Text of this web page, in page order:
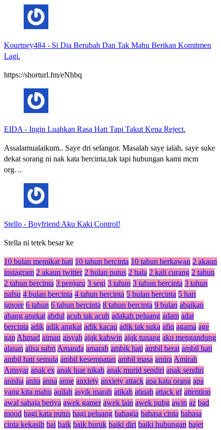
Kourtney484 - Si Dia Berubah Dan Tak Mahu Berikan Komitmen
Lagi.
https://shorturl.fm/eNhbq
EIDA- Ingin Luahkan Rasa Hati Tapi Takut Kena Reject.
Assalamualaikum.. Saye dri selangor. Masalah saye ialah, saye suke
dekat sorang ni nak kata bercinta,tak tapi hubungan kami mcm
org…
Stello - Boyfriend Aku Kaki Control!
Stella ni tetek besar ke
10 bulan memikat hati 10 tahun bercinta 10 tahun berkawan 2 akaun
instagram 2 akaun twitter 2 bulan putus 2 hala 2 kali curang 2 tahun
2 tahun bercinta 3 penjuru 3 segi 3 tahun 3 tahun bercinta 3 tahun
nafsu 4 bulan bercinta 4 tahun bercinta 5 bulan bercinta 5 hari
ignore 6 tahun 6 tahun bercinta 8 tahun bercinta 9 bulan abaikan
abang angkat abdul acuh tak acuh adakah peluang adam adat
bercinta adik adik angkat adik kacau adik tak suka afiq agama age
gapAhmad aiman aisyah ajak kahwin ajak tunang aku mengandung
alasan alisa sabriAmanda amarah ambik hati ambil berat ambil hati
ambil hati semula ambil kesempatan ambil masa amiraAmirah
Amsyar anak ex anak luar nikah anak murid sendiri anak sendiri
anisha anita anna anne anxiety anxiety attack apa kata orang apa
yang kita mahu aqilah asyik marah atikah atiqah attack gf attention
awal sahaja beriya awek gamer awek lain awek pubg awin az bad
mood bagi kata putus bagi peluang bahagia bahasa cinta bahasa
cinta kekasih bai baik baik buruk baiki diri baiki hubungan bajet